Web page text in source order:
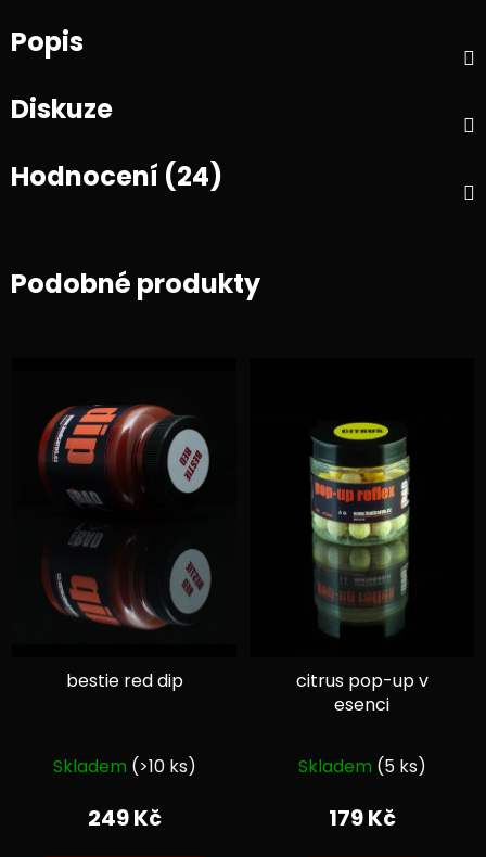
Popis
Diskuze
Hodnocení (24)
Podobné produkty
bestie red dip
hodnocení
produktu
Skladem (>10 ks)
249 Kč
citrus pop-up v
esenci
hodnocení
produktu
Skladem (5 ks)
179 Kč